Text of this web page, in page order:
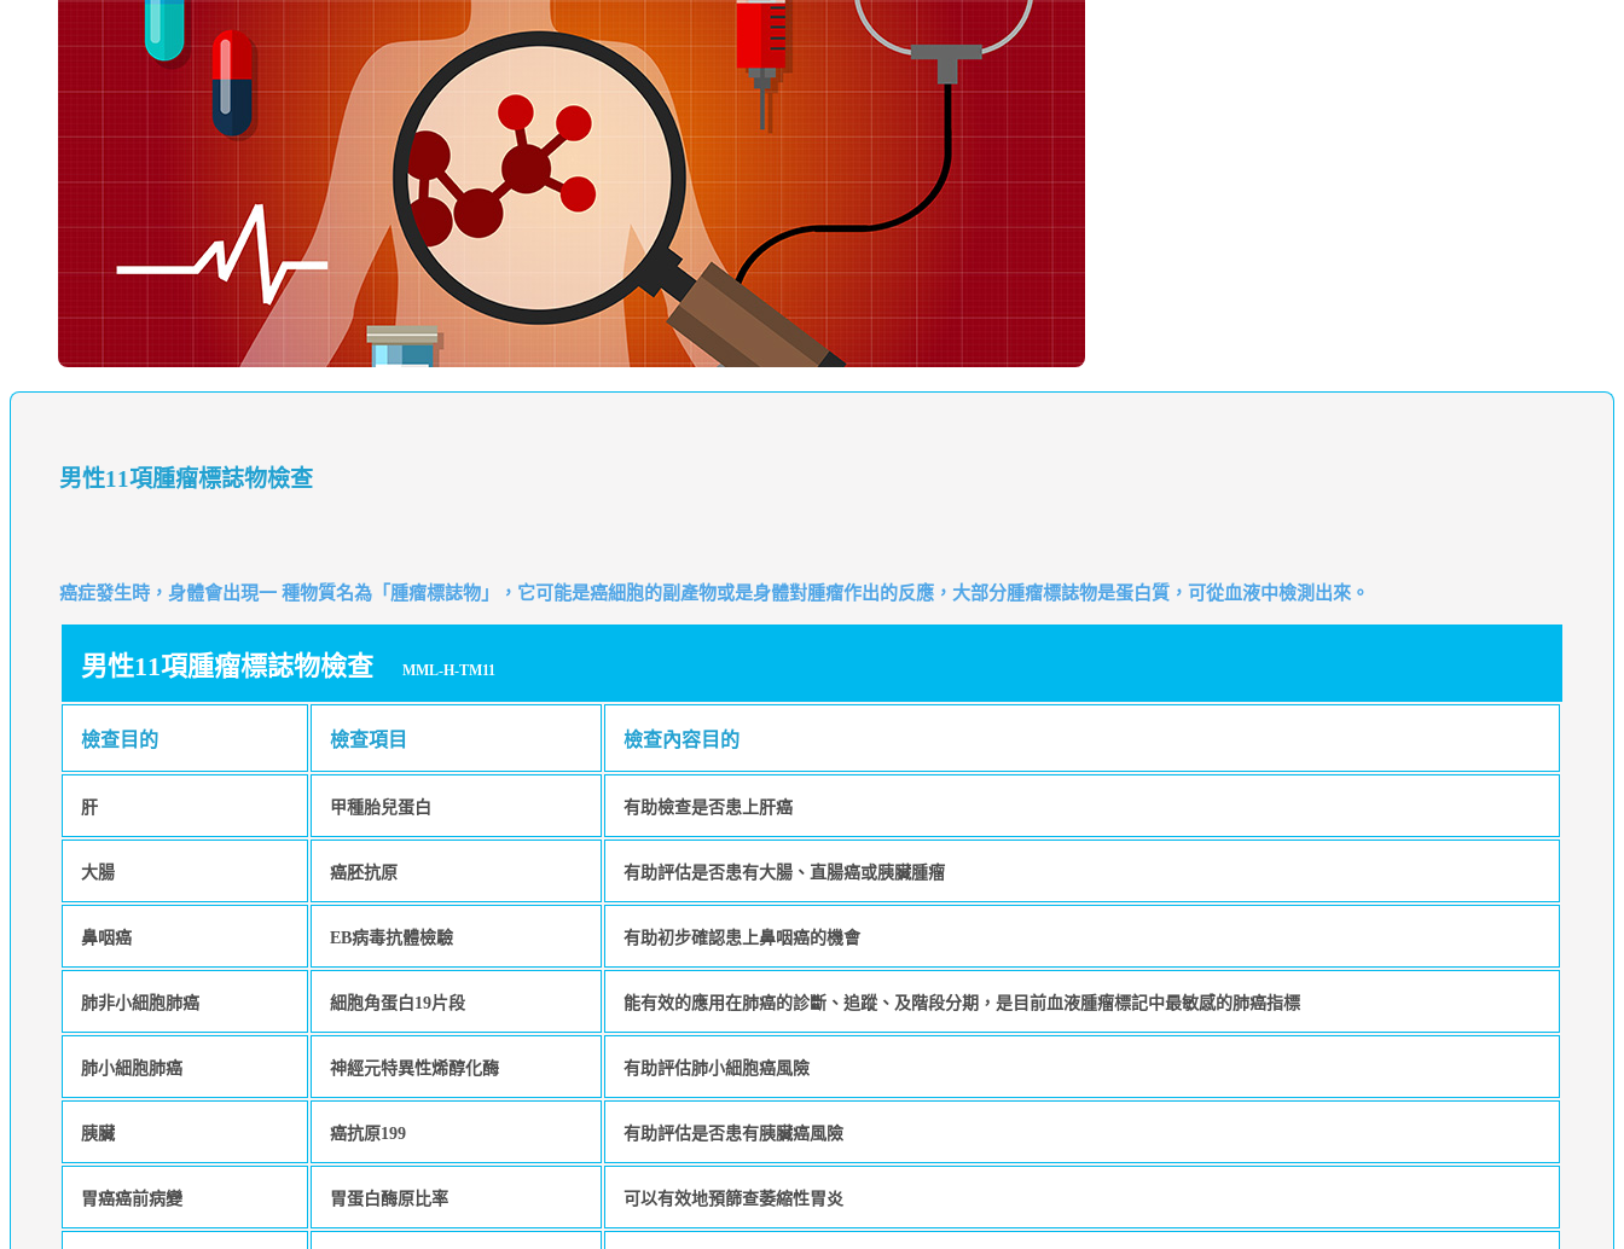
男性11項腫瘤標誌物檢查
癌症發生時，身體會出現一 種物質名為「腫瘤標誌物」，它可能是癌細胞的副產物或是身體對腫瘤作出的反應，大部分腫瘤標誌物是蛋白質，可從血液中檢測出來。
男性11項腫瘤標誌物檢查 MML-H-TM11
檢查目的 檢查項目 檢查內容目的
肝 甲種胎兒蛋白 有助檢查是否患上肝癌
大腸 癌胚抗原 有助評估是否患有大腸、直腸癌或胰臟腫瘤
鼻咽癌 EB病毒抗體檢驗 有助初步確認患上鼻咽癌的機會
肺非小細胞肺癌 細胞角蛋白19片段 能有效的應用在肺癌的診斷、追蹤、及階段分期，是目前血液腫瘤標記中最敏感的肺癌指標
肺小細胞肺癌 神經元特異性烯醇化酶 有助評估肺小細胞癌風險
胰臟 癌抗原199 有助評估是否患有胰臟癌風險
胃癌癌前病變 胃蛋白酶原比率 可以有效地預篩查萎縮性胃炎